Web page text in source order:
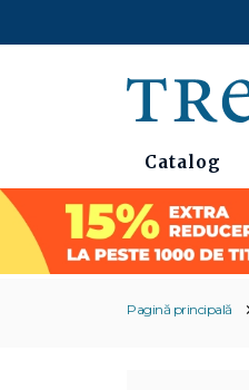
Catalog
Pagină principală